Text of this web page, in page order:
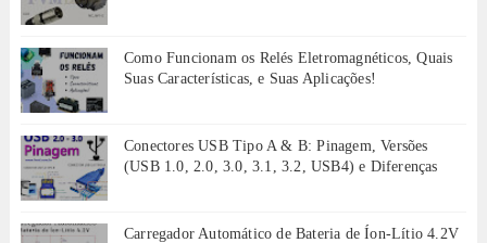
Como Funcionam os Relés Eletromagnéticos, Quais
Suas Características, e Suas Aplicações!
Conectores USB Tipo A & B: Pinagem, Versões
(USB 1.0, 2.0, 3.0, 3.1, 3.2, USB4) e Diferenças
Carregador Automático de Bateria de Íon-Lítio 4.2V